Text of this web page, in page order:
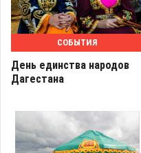
СОБЫТИЯ
День единства народов
Дагестана